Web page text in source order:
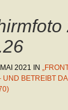
2021 IN
BETREIBT